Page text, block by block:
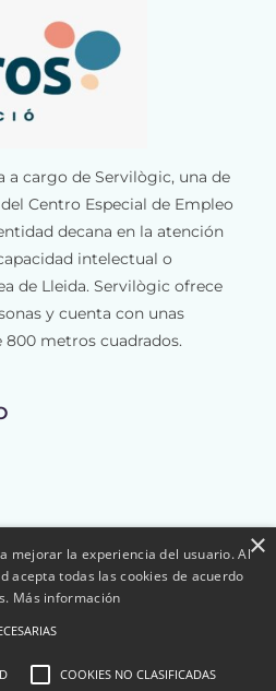
cargo de Servilògic, una de
Centro Especial de Empleo
decana en la atención
intelectual o
de Lleida. Servilògic ofrece
y cuenta con unas
800 metros cuadrados.
de pedidos
×
mejorar la experiencia del usuario. Al
acepta todas las cookies de acuerdo
Más información
COOKIES NO CLASIFICADAS